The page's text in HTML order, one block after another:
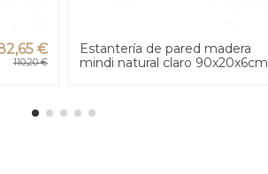
€
110,20 €
Estantería de pared madera
mindi natural claro 90x20x6cm